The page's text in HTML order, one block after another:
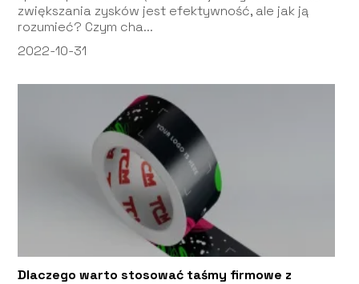
zwiększania zysków jest efektywność, ale jak ją
rozumieć? Czym cha...
2022-10-31
Dlaczego warto stosować taśmy firmowe z